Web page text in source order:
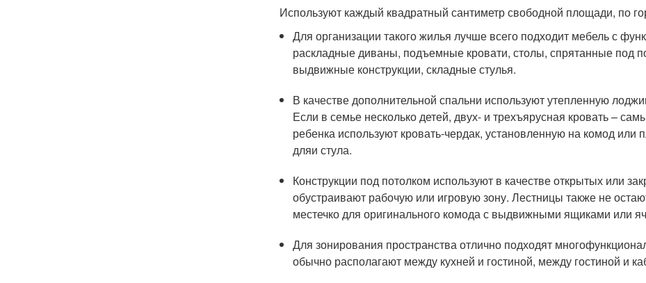
Используют каждый квадратный сантиметр свободной площади, по
Для организации такого жилья лучше всего подходит мебель с
раскладные диваны, подъемные кровати, столы, спрятанные под
выдвижные конструкции, складные стулья.
В качестве дополнительной спальни используют утепленную
Если в семье несколько детей, двух- и трехъярусная кровать –
ребенка используют кровать-чердак, установленную на комод
дляи стула.
Конструкции под потолком используют в качестве открытых или
обустраивают рабочую или игровую зону. Лестницы также не
местечко для оригинального комода с выдвижными ящиками или
Для зонирования пространства отлично подходят
обычно располагают между кухней и гостиной, между гостиной и